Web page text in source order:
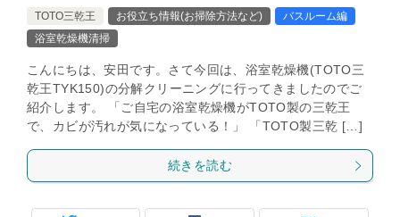
TOTO三乾王
お役立ち情報(お掃除方法など)
バスルーム編
浴室乾燥機清掃
こんにちは、安田です。さて今回は、浴室乾燥機(TOTO三
乾王TYK150)の分解クリーニングに行ってきましたのでご
紹介します。 「ご自宅の浴室乾燥機がTOTO製の三乾王
で、カビが汚れが気になっている！」 「TOTO製三乾 […]
続きを読む